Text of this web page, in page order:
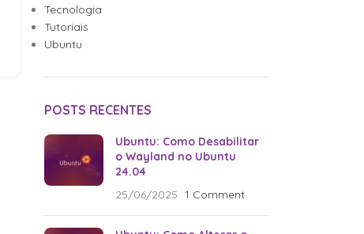
Tecnologia
Tutoriais
Ubuntu
POSTS RECENTES
Ubuntu: Como Desabilitar
o Wayland no Ubuntu
24.04
25/06/2025 1 Comment